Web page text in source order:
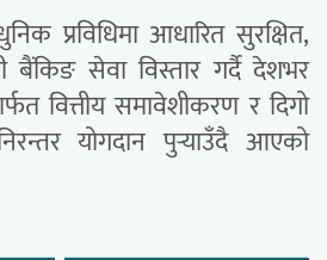
प्रविधिमा आधारित सुरक्षित,
बैंकिङ सेवा विस्तार गर्दै देशभर
वित्तीय समावेशीकरण र दिगो
योगदान पुर्‍याउँदै आएको